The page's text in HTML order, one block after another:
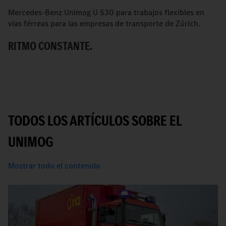
Mercedes-Benz Unimog U 530 para trabajos flexibles en
vías férreas para las empresas de transporte de Zúrich.
RITMO CONSTANTE.
TODOS LOS ARTÍCULOS SOBRE EL
UNIMOG
Mostrar todo el contenido